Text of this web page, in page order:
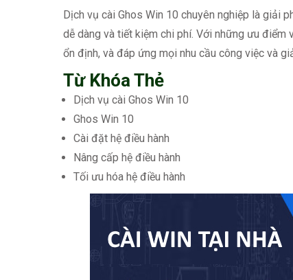
Dịch vụ cài Ghos Win 10 chuyên nghiệp là giải
dễ dàng và tiết kiệm chi phí. Với những ưu
ổn định, và đáp ứng mọi nhu cầu công việc và
Từ Khóa Thẻ
Dịch vụ cài Ghos Win 10
Ghos Win 10
Cài đặt hệ điều hành
Nâng cấp hệ điều hành
Tối ưu hóa hệ điều hành